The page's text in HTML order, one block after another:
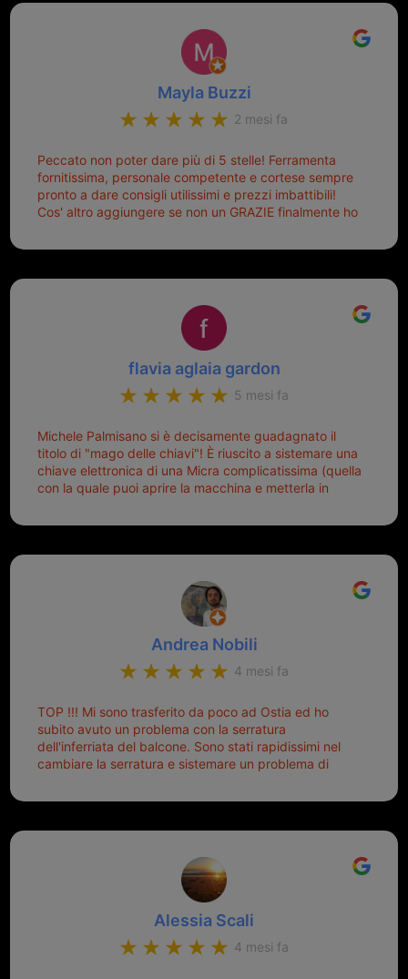
Mayla Buzzi
2 mesi fa
Peccato non poter dare più di 5 stelle! Ferramenta
fornitissima, personale competente e cortese sempre
pronto a dare consigli utilissimi e prezzi imbattibili!
Cos' altro aggiungere se non un GRAZIE finalmente ho
mio riferimento. Ah dimenticavo...da loro sono riuscita
Top top top!!!
flavia aglaia gardon
5 mesi fa
Michele Palmisano si è decisamente guadagnato il
titolo di "mago delle chiavi"! È riuscito a sistemare una
chiave elettronica di una Micra complicatissima (quella
con la quale puoi aprire la macchina e metterla in
pronta per la pattumiera... Avevo passato mesi con le
il coperchietto, la chiave era fissata con un filo di
che non ti staccasse la chiave dal blocchetto e
talvolta non faceva bene il contatto nel quadro e
bisognava armeggiare un po', praticamente entrare e
mettere in moto era un terno al Lotto; ormai pensavo
di dover prendere un mutuo per ricomprarle alla
Nissan... e invece ho scoperto che la Ferramenta
tutti i tipi. Adesso che ho la mia fiammante chiave
nuova (solo la chiave, perché la macchina è rimasta
quella di prima), ogni volta che salgo in macchina, il
mio pensiero va subito a Michele perché non dover
mette di buon umore, e ti fa cominciare bene la
lo consiglio a chiunque debba duplicare una chiave
Andrea Nobili
4 mesi fa
TOP !!! Mi sono trasferito da poco ad Ostia ed ho
subito avuto un problema con la serratura
dell'inferriata del balcone. Sono stati rapidissimi nel
cambiare la serratura e sistemare un problema di
onesto evitando spese ben più esose. Competenti,
un punto di riferimento per situazioni di questo tipo
Alessia Scali
4 mesi fa